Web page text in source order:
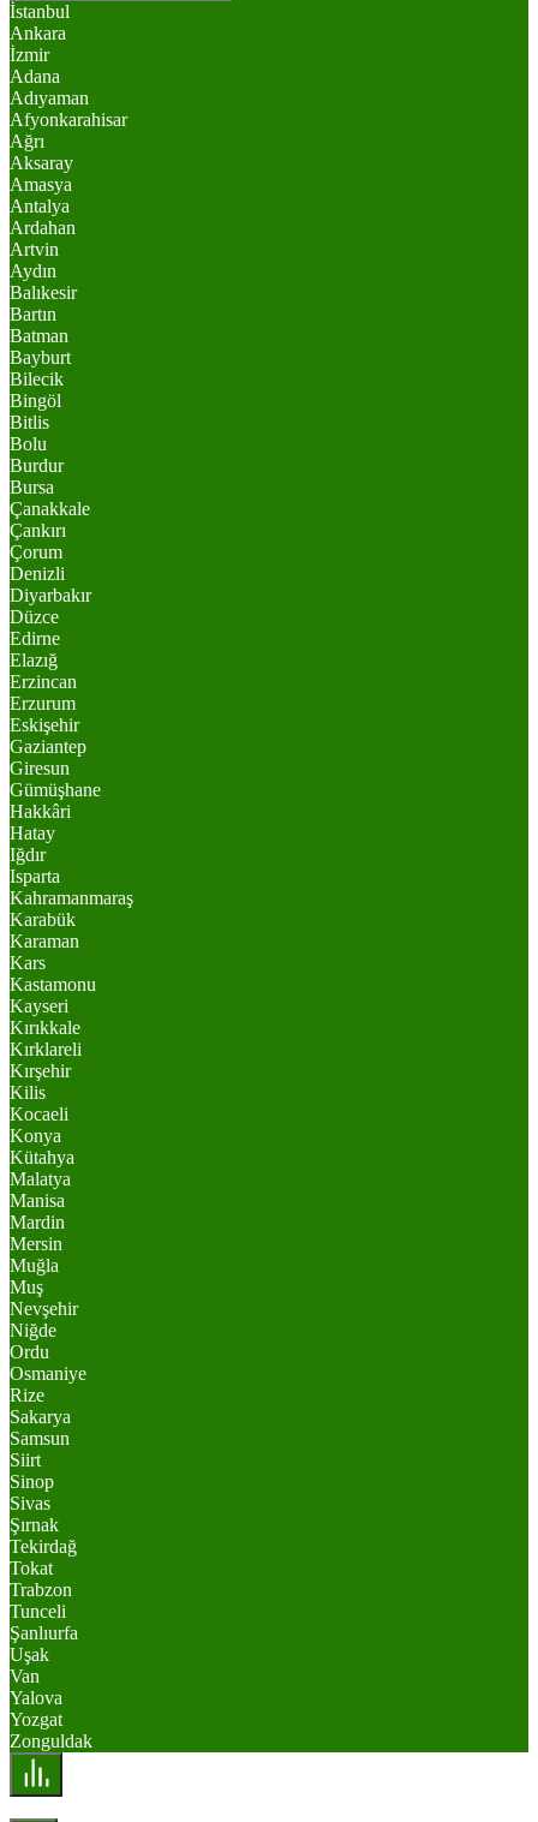
İstanbul
Ankara
İzmir
Adana
Adıyaman
Afyonkarahisar
Ağrı
Aksaray
Amasya
Antalya
Ardahan
Artvin
Aydın
Balıkesir
Bartın
Batman
Bayburt
Bilecik
Bingöl
Bitlis
Bolu
Burdur
Bursa
Çanakkale
Çankırı
Çorum
Denizli
Diyarbakır
Düzce
Edirne
Elazığ
Erzincan
Erzurum
Eskişehir
Gaziantep
Giresun
Gümüşhane
Hakkâri
Hatay
Iğdır
Isparta
Kahramanmaraş
Karabük
Karaman
Kars
Kastamonu
Kayseri
Kırıkkale
Kırklareli
Kırşehir
Kilis
Kocaeli
Konya
Kütahya
Malatya
Manisa
Mardin
Mersin
Muğla
Muş
Nevşehir
Niğde
Ordu
Osmaniye
Rize
Sakarya
Samsun
Siirt
Sinop
Sivas
Şırnak
Tekirdağ
Tokat
Trabzon
Tunceli
Şanlıurfa
Uşak
Van
Yalova
Yozgat
Zonguldak